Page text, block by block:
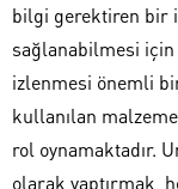
bilgi gerektiren bir
sağlanabilmesi için
izlenmesi önemli
kullanılan
rol oynamaktadır.
olarak yaptırmak,